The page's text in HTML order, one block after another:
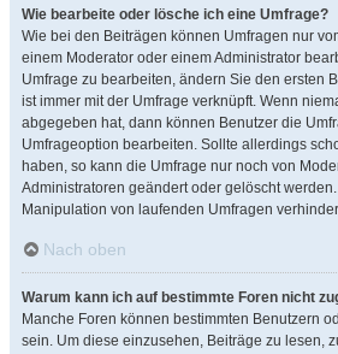
Wie bearbeite oder lösche ich eine Umfrage?
Wie bei den Beiträgen können Umfragen nur
einem Moderator oder einem Administrator
Umfrage zu bearbeiten, ändern Sie den ersten
ist immer mit der Umfrage verknüpft. Wenn
abgegeben hat, dann können Benutzer die
Umfrageoption bearbeiten. Sollte allerdings
haben, so kann die Umfrage nur noch von
Administratoren geändert oder gelöscht
Manipulation von laufenden Umfragen
Nach oben
Warum kann ich auf bestimmte Foren nicht
Manche Foren können bestimmten Benutzern
sein. Um diese einzusehen, Beiträge zu lesen,